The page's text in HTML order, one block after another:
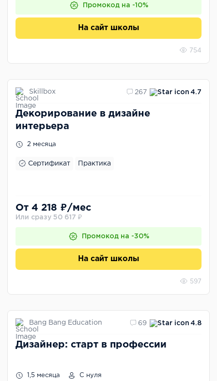
Промокод на -10%
На сайт школы
754
Skillbox 267 4.7
Декорирование в дизайне
интерьера
2 месяца
Сертификат Практика
От 4 218 ₽/мес
Или сразу 50 617 ₽
Промокод на -30%
На сайт школы
597
Bang Bang Education 69 4.8
Дизайнер: старт в профессии
1,5 месяца С нуля